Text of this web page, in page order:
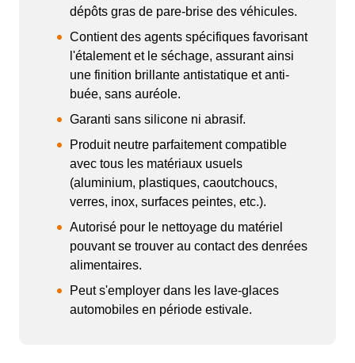
dépôts gras de pare-brise des véhicules.
Contient des agents spécifiques favorisant
l'étalement et le séchage, assurant ainsi
une finition brillante antistatique et anti-
buée, sans auréole.
Garanti sans silicone ni abrasif.
Produit neutre parfaitement compatible
avec tous les matériaux usuels
(aluminium, plastiques, caoutchoucs,
verres, inox, surfaces peintes, etc.).
Autorisé pour le nettoyage du matériel
pouvant se trouver au contact des denrées
alimentaires.
Peut s'employer dans les lave-glaces
automobiles en période estivale.